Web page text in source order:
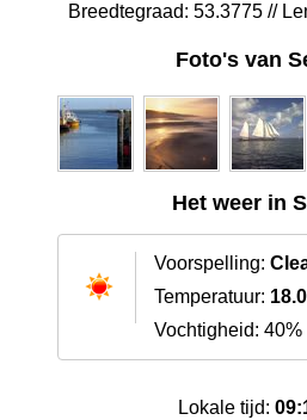
Breedtegraad: 53.3775 //
Foto's van
Het weer in
Voorspelling:
Temperatuur:
Vochtigheid: 40%
Lokale tijd: